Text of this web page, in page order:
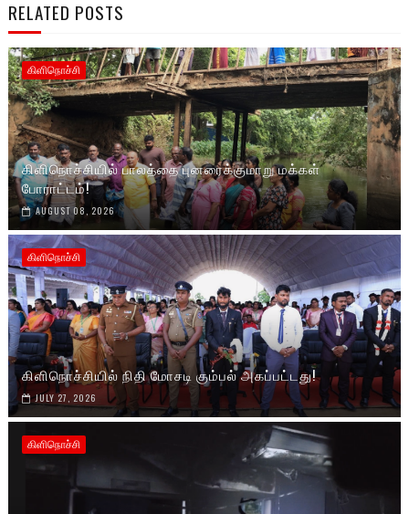
RELATED POSTS
கிளிநொச்சி
கிளிநொச்சியில் பாலத்தை புனரைக்குமாறு மக்கள்
போராட்டம்!
AUGUST 08, 2026
கிளிநொச்சி
கிளிநொச்சியில் நிதி மோசடி கும்பல் அகப்பட்டது!
JULY 27, 2026
கிளிநொச்சி